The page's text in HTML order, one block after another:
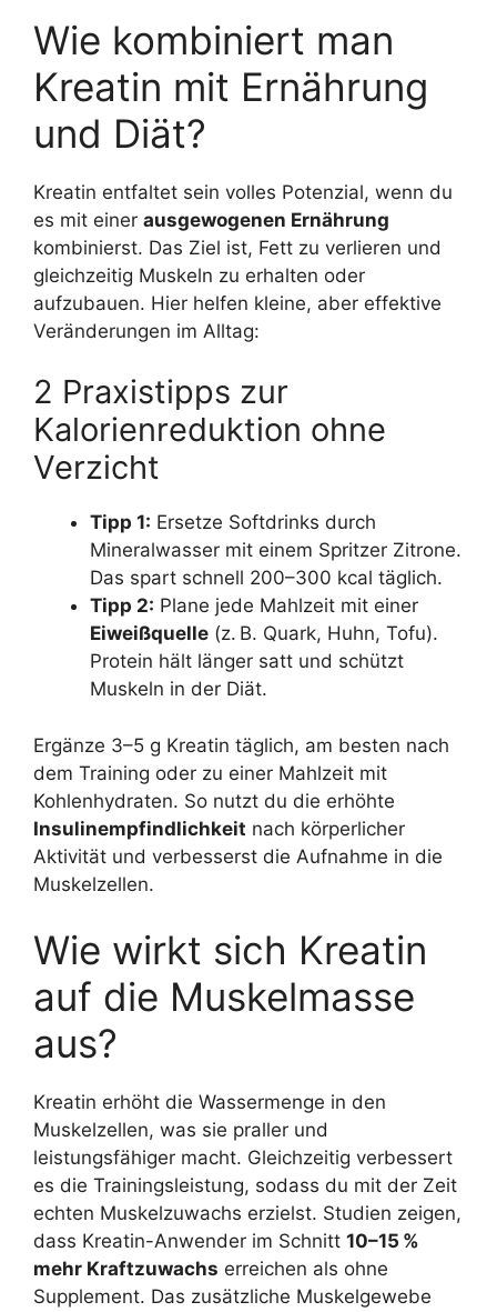
Wie kombiniert man
Kreatin mit Ernährung
und Diät?
Kreatin entfaltet sein volles Potenzial, wenn du
es mit einer ausgewogenen Ernährung
kombinierst. Das Ziel ist, Fett zu verlieren und
gleichzeitig Muskeln zu erhalten oder
aufzubauen. Hier helfen kleine, aber effektive
Veränderungen im Alltag:
2 Praxistipps zur
Kalorienreduktion ohne
Verzicht
Tipp 1: Ersetze Softdrinks durch
Mineralwasser mit einem Spritzer Zitrone.
Das spart schnell 200–300 kcal täglich.
Tipp 2: Plane jede Mahlzeit mit einer
Eiweißquelle (z. B. Quark, Huhn, Tofu).
Protein hält länger satt und schützt
Muskeln in der Diät.
Ergänze 3–5 g Kreatin täglich, am besten nach
dem Training oder zu einer Mahlzeit mit
Kohlenhydraten. So nutzt du die erhöhte
Insulinempfindlichkeit nach körperlicher
Aktivität und verbesserst die Aufnahme in die
Muskelzellen.
Wie wirkt sich Kreatin
auf die Muskelmasse
aus?
Kreatin erhöht die Wassermenge in den
Muskelzellen, was sie praller und
leistungsfähiger macht. Gleichzeitig verbessert
es die Trainingsleistung, sodass du mit der Zeit
echten Muskelzuwachs erzielst. Studien zeigen,
dass Kreatin-Anwender im Schnitt 10–15 %
mehr Kraftzuwachs erreichen als ohne
Supplement. Das zusätzliche Muskelgewebe